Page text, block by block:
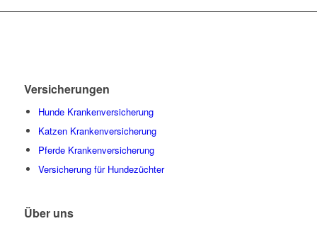
Versicherungen
Hunde Krankenversicherung
Katzen Krankenversicherung
Pferde Krankenversicherung
Versicherung für Hundezüchter
Über uns